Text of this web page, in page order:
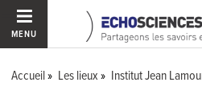
MENU
Accueil Les lieux Institut Jean